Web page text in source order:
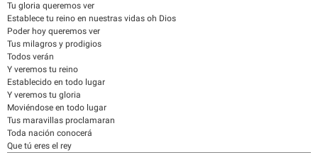
Tu gloria queremos ver
Establece tu reino en nuestras vidas oh Dios
Poder hoy queremos ver
Tus milagros y prodigios
Todos verán
Y veremos tu reino
Establecido en todo lugar
Y veremos tu gloria
Moviéndose en todo lugar
Tus maravillas proclamaran
Toda nación conocerá
Que tú eres el rey